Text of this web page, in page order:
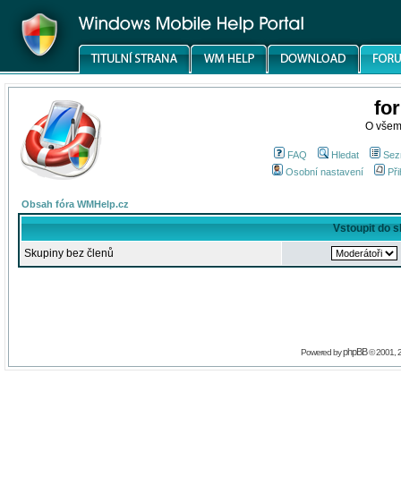
O
FAQ Hledat
Osobní nastavení
Obsah fóra WMHelp.cz
Vstoupit do
Skupiny bez členů
Powered byphpBB© 2001,